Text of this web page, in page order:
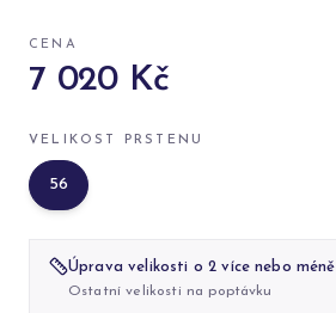
CENA
7 020 Kč
VELIKOST PRSTENU
56
Úprava velikosti o 2 více nebo méně
Ostatní velikosti na poptávku